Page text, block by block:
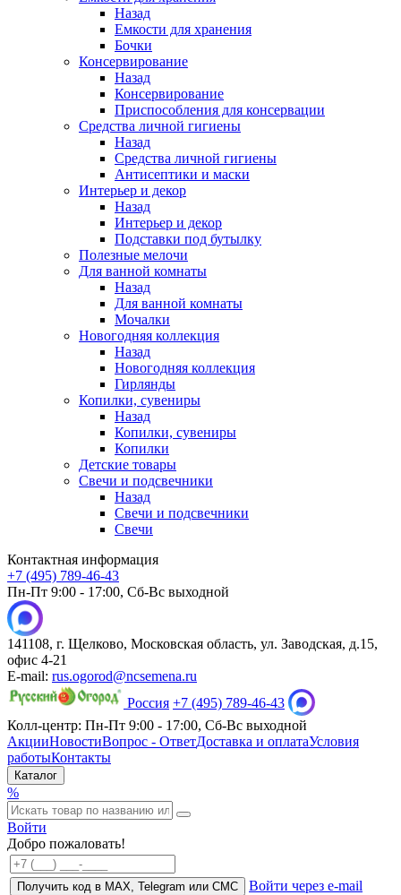
Назад
Емкости для хранения
Бочки
Консервирование
Назад
Консервирование
Приспособления для консервации
Средства личной гигиены
Назад
Средства личной гигиены
Антисептики и маски
Интерьер и декор
Назад
Интерьер и декор
Подставки под бутылку
Полезные мелочи
Для ванной комнаты
Назад
Для ванной комнаты
Мочалки
Новогодняя коллекция
Назад
Новогодняя коллекция
Гирлянды
Копилки, сувениры
Назад
Копилки, сувениры
Копилки
Детские товары
Свечи и подсвечники
Назад
Свечи и подсвечники
Свечи
Контактная информация
+7 (495) 789-46-43
Пн-Пт 9:00 - 17:00, Сб-Вс выходной
141108, г. Щелково, Московская область, ул. Заводская, д.15,
офис 4-21
E-mail: rus.ogorod@ncsemena.ru
Россия +7 (495) 789-46-43
Колл-центр: Пн-Пт 9:00 - 17:00, Сб-Вс выходной
АкцииНовостиВопрос - ОтветДоставка и оплатаУсловия
работыКонтакты
Каталог
%
Войти
Добро пожаловать!
Получить код в MAX, Telegram или СМС
Войти через e-mail